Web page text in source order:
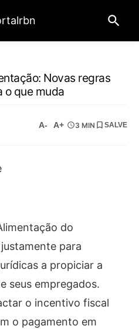
Novas regras
o que muda
A- A+ 3 MIN SALVE
do
para
a propiciar a
seus empregados.
o incentivo fiscal
o pagamento em